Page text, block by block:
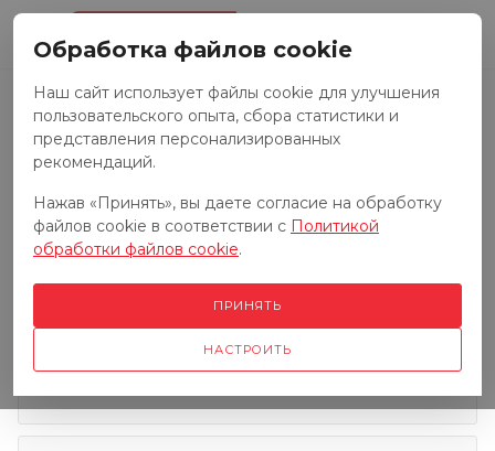
Запчасти к тракторам
Запчасти к грузовым автомобилям
Обработка файлов cookie
Наш сайт использует файлы cookie для улучшения
пользовательского опыта, сбора статистики и
представления персонализированных
рекомендаций.
Нажав «Принять», вы даете согласие на обработку
файлов cookie в соответствии с Политикой
обработки файлов cookie.
НАСТРОИТЬ
ПРИНЯТЬ